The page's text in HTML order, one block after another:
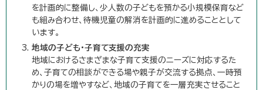
を計画的に整備し、少人数の子どもを預かる小規模保育など
も組み合わせ、待機児童の解消を計画的に進めることとして
います。
地域の子ども・子育て支援の充実
地域におけるさまざまな子育て支援のニーズに対応するた
め、子育ての相談ができる場や親子が交流する拠点、一時預
かりの場を増やすなど、地域の子育てを一層充実させること